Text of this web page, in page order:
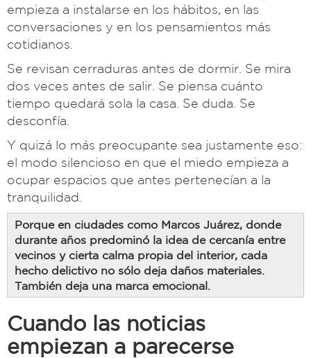
empieza a instalarse en los hábitos, en las
conversaciones y en los pensamientos más
cotidianos.
Se revisan cerraduras antes de dormir. Se mira
dos veces antes de salir. Se piensa cuánto
tiempo quedará sola la casa. Se duda. Se
desconfía.
Y quizá lo más preocupante sea justamente eso:
el modo silencioso en que el miedo empieza a
ocupar espacios que antes pertenecían a la
tranquilidad.
Porque en ciudades como Marcos Juárez, donde
durante años predominó la idea de cercanía entre
vecinos y cierta calma propia del interior, cada
hecho delictivo no sólo deja daños materiales.
También deja una marca emocional.
Cuando las noticias
empiezan a parecerse